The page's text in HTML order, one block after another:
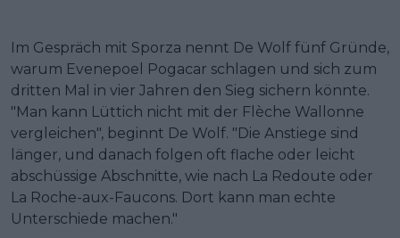
Im Gespräch mit Sporza nennt De Wolf fünf Gründe,
warum Evenepoel Pogacar schlagen und sich zum
dritten Mal in vier Jahren den Sieg sichern könnte.
"Man kann Lüttich nicht mit der Flèche Wallonne
vergleichen", beginnt De Wolf. "Die Anstiege sind
länger, und danach folgen oft flache oder leicht
abschüssige Abschnitte, wie nach La Redoute oder
La Roche-aux-Faucons. Dort kann man echte
Unterschiede machen."